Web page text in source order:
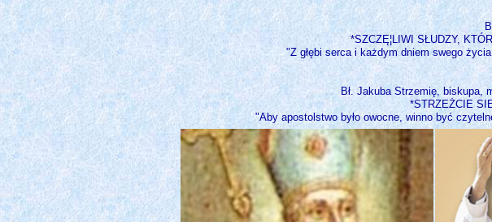
*SZCZĘ¦LIWI SŁUDZY,
"Z głębi serca i każdym dniem swego
Bł. Jakuba Strzemię, biskupa,
*STRZEŻCIE
"Aby apostolstwo było owocne, winno być